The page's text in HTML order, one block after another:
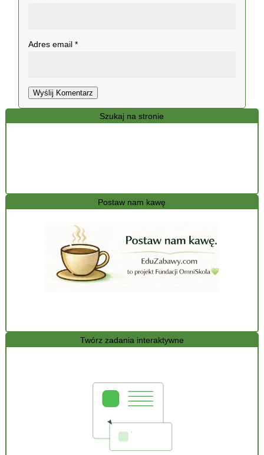
Szukaj na stronie
Postaw nam kawę
Twórz zadania interaktywne
Adres email*
Wyślij Komentarz